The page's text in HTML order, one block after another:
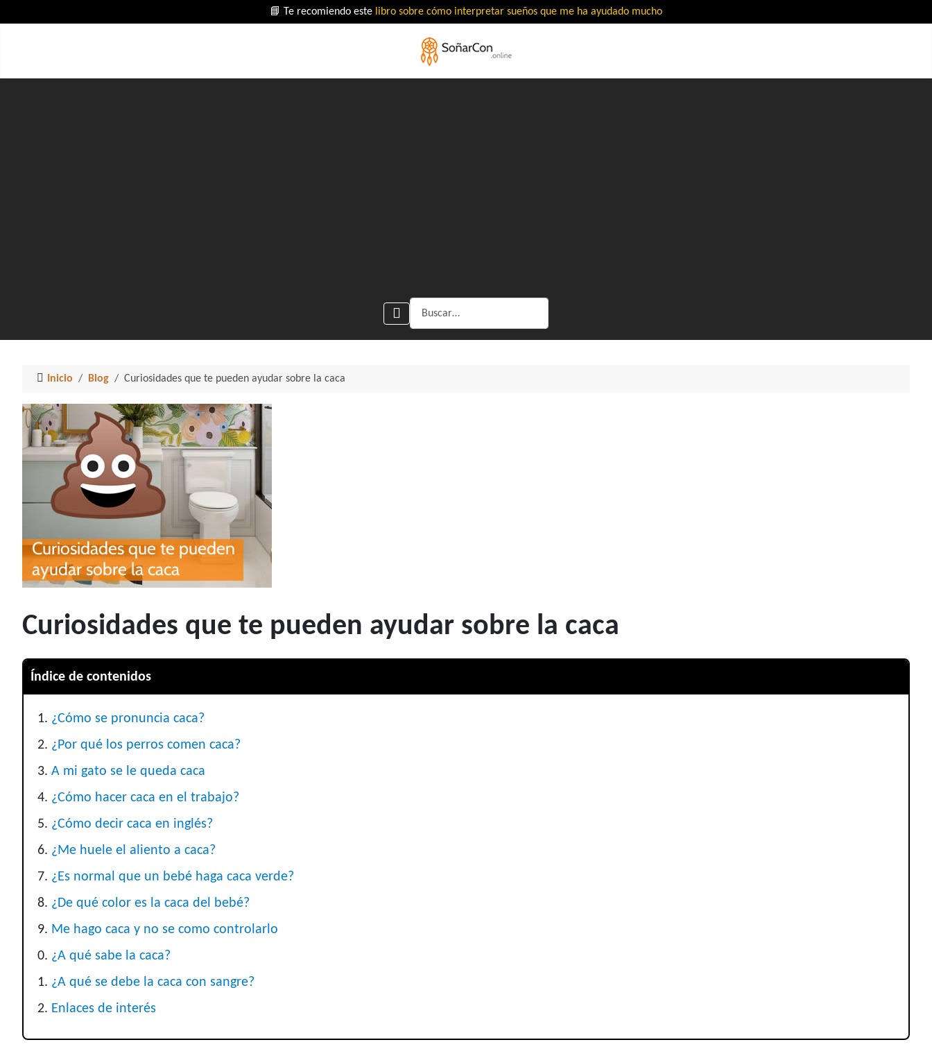
📘 Te recomiendo este libro sobre cómo interpretar sueños que me ha ayudado mucho
Buscar
Inicio Blog Curiosidades que te pueden ayudar sobre la caca
Curiosidades que te pueden ayudar sobre la caca
Índice de contenidos
¿Cómo se pronuncia caca?
¿Por qué los perros comen caca?
A mi gato se le queda caca
¿Cómo hacer caca en el trabajo?
¿Cómo decir caca en inglés?
¿Me huele el aliento a caca?
¿Es normal que un bebé haga caca verde?
¿De qué color es la caca del bebé?
Me hago caca y no se como controlarlo
¿A qué sabe la caca?
¿A qué se debe la caca con sangre?
Enlaces de interés